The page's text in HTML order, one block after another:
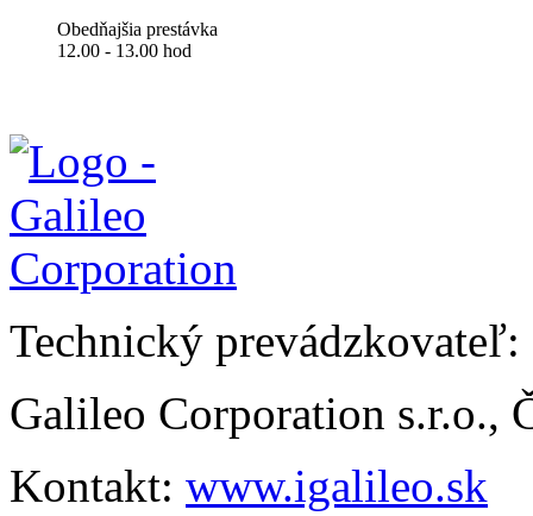
Obedňajšia prestávka
12.00 - 13.00 hod
Technický prevádzkovateľ:
Galileo Corporation s.r.o.,
Kontakt: www.igalileo.sk